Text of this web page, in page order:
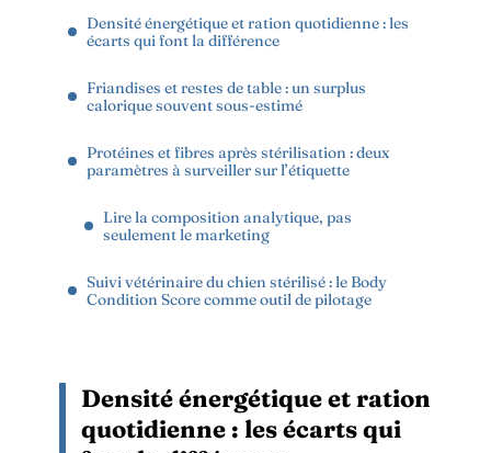
Densité énergétique et ration quotidienne : les
écarts qui font la différence
Friandises et restes de table : un surplus
calorique souvent sous-estimé
Protéines et fibres après stérilisation : deux
paramètres à surveiller sur l’étiquette
Lire la composition analytique, pas
seulement le marketing
Suivi vétérinaire du chien stérilisé : le Body
Condition Score comme outil de pilotage
Densité énergétique et ration
quotidienne : les écarts qui